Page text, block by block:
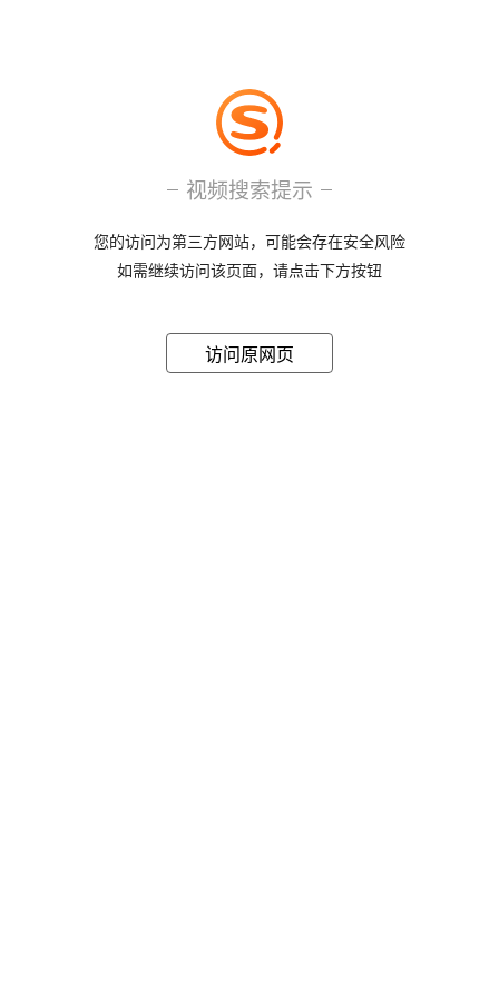
视频搜索提示
您的访问为第三方网站，可能会存在安全风险
如需继续访问该页面，请点击下方按钮
访问原网页